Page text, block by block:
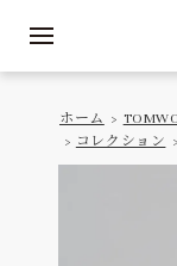
ホーム >
> コレクション